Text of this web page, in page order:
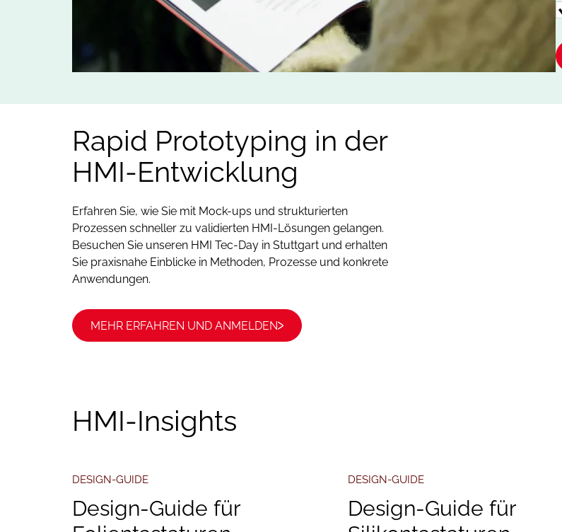
Rapid Prototyping in der
HMI-Entwicklung
Erfahren Sie, wie Sie mit Mock-ups und strukturierten
Prozessen schneller zu validierten HMI-Lösungen gelangen.
Besuchen Sie unseren HMI Tec-Day in Stuttgart und erhalten
Sie praxisnahe Einblicke in Methoden, Prozesse und konkrete
Anwendungen.
MEHR ERFAHREN UND ANMELDEN
HMI-Insights
DESIGN-GUIDE
Design-Guide für
DESIGN-GUIDE
Design-Guide für